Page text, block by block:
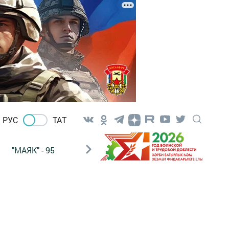
РУС ТАТ
"МАЯК" - 95 "ГУЛЬСТАН" НАШ ПОЧТАЛЬОН